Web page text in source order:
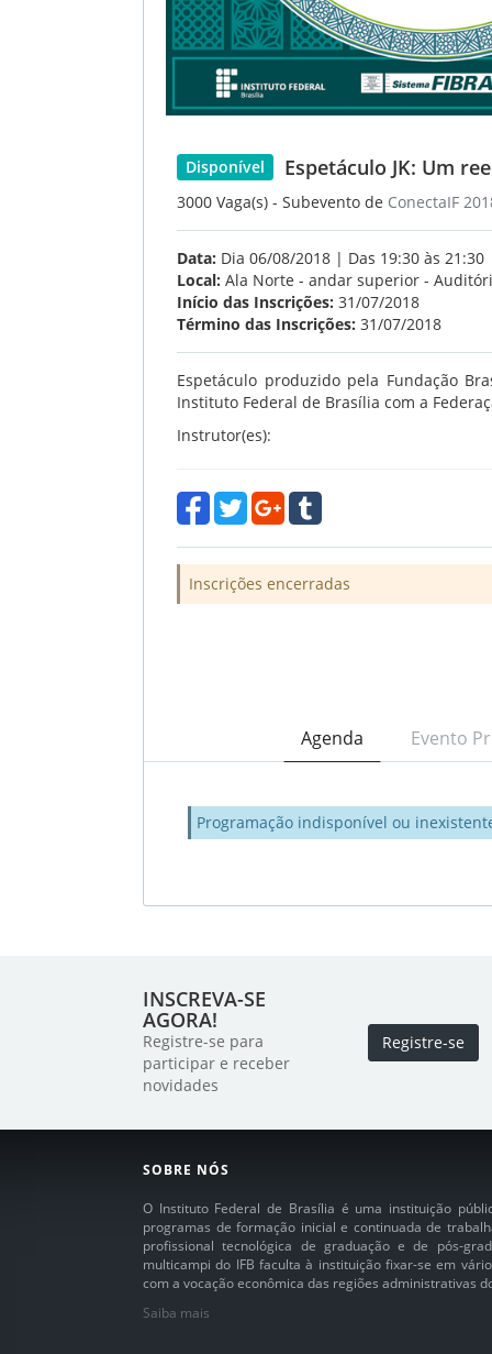
Disponível Espetáculo JK: Um
3000 Vaga(s) - Subevento de ConectaIF
Data: Dia 06/08/2018 | Das 19:30 às 21:30
Local: Ala Norte - andar superior -
Início das Inscrições: 31/07/2018
Término das Inscrições: 31/07/2018
Espetáculo produzido pela Fundação
Instituto Federal de Brasília com a
Instrutor(es):
Inscrições encerradas
Agenda Evento
Programação indisponível ou
INSCREVA-SE
AGORA!
Registre-se para
participar e receber
novidades
Registre-se
SOBRE NÓS
O Instituto Federal de Brasília é uma instituição
programas de formação inicial e continuada de
profissional tecnológica de graduação e de pós-
multicampi do IFB faculta à instituição fixar-se em
com a vocação econômica das regiões administrativas
Saiba mais